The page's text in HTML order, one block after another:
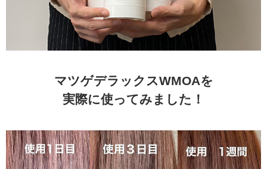
マツゲデラックスWMOAを
実際に使ってみました！